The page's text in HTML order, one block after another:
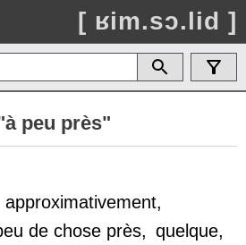
[ ʁim.sɔ.lid ]
peu près"
approximativement,
de chose près, quelque,